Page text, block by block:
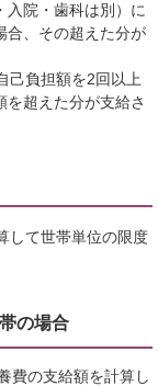
入院・歯科は別）に
合、その超えた分が
己負担額を2回以上
超えた分が支給さ
して世帯単位の限度
の場合
費の支給額を計算し